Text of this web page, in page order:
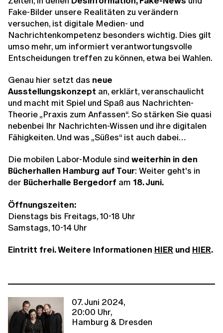
Fake-Bilder unsere Realitäten zu verändern
versuchen, ist digitale Medien- und
Nachrichtenkompetenz besonders wichtig. Dies gilt
umso mehr, um informiert verantwortungsvolle
Entscheidungen treffen zu können, etwa bei Wahlen.
Genau hier setzt das neue
Ausstellungskonzept an, erklärt, veranschaulicht
und macht mit Spiel und Spaß aus Nachrichten-
Theorie „Praxis zum Anfassen“. So stärken Sie quasi
nebenbei Ihr Nachrichten-Wissen und ihre digitalen
Fähigkeiten. Und was „Süßes“ ist auch dabei…
Die mobilen Labor-Module sind weiterhin in den
Bücherhallen Hamburg auf Tour: Weiter geht's in
der Bücherhalle Bergedorf am 18. Juni.
Öffnungszeiten:
Dienstags bis Freitags, 10-18 Uhr
Samstags, 10-14 Uhr
Eintritt frei. Weitere Informationen HIER und HIER.
07. Juni 2024,
20:00 Uhr,
Hamburg & Dresden